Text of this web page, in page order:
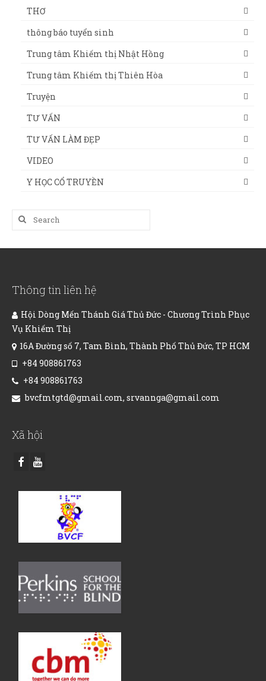
THƠ
thông báo tuyển sinh
Trung tâm Khiếm thị Nhật Hồng
Trung tâm Khiếm thị Thiên Hòa
Truyện
TƯ VẤN
TƯ VẤN LÀM ĐẸP
VIDEO
Y HỌC CỔ TRUYỀN
Search
for:
Thông tin liên hệ
Hội Dòng Mến Thánh Giá Thủ Đức - Chương Trình Phục
Vụ Khiếm Thị
16A Đường số 7, Tam Bình, Thành Phố Thủ Đức, TP HCM
+84 908861763
+84 908861763
bvcfmtgtd@gmail.com, srvannga@gmail.com
Xã hội